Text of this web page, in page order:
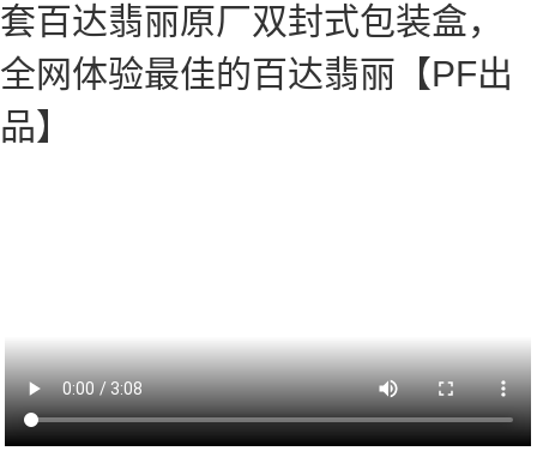
套百达翡丽原厂双封式包装盒，
全网体验最佳的百达翡丽【PF出
品】